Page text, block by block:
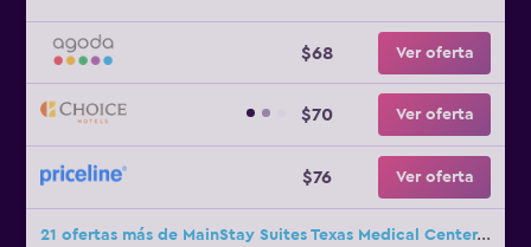
$68 Ver oferta
$70 Ver oferta
$76 Ver oferta
21 ofertas más de MainStay Suites Texas Medical Center/Reliant Park